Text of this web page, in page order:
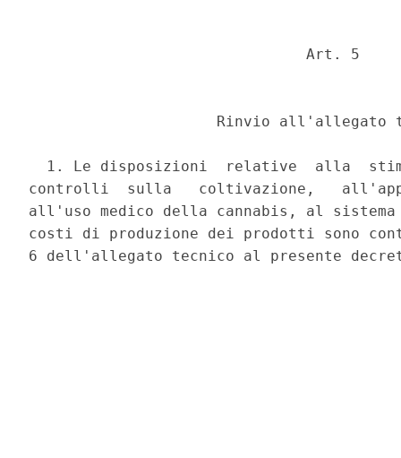
                               Art. 5
Rinvio all'allegato
1. Le disposizioni  relative  alla
controlli  sulla   coltivazione,
all'uso medico della cannabis, al
costi di produzione dei prodotti sono